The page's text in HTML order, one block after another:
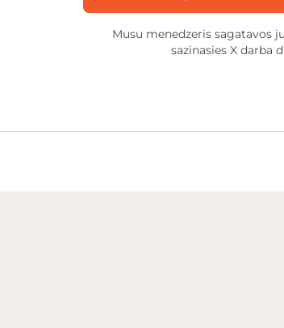
Musu menedzeris sagatavos
sazinasies X darba